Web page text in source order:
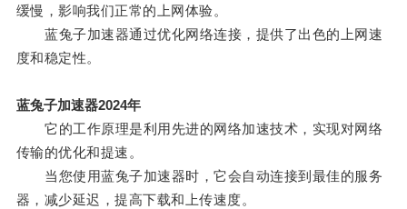
缓慢，影响我们正常的上网体验。
蓝兔子加速器通过优化网络连接，提供了出色的上网速
度和稳定性。
蓝兔子加速器2024年
它的工作原理是利用先进的网络加速技术，实现对网络
传输的优化和提速。
当您使用蓝兔子加速器时，它会自动连接到最佳的服务
器，减少延迟，提高下载和上传速度。